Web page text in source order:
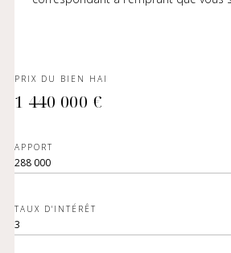
PRIX DU BIEN HAI
1 440 000 €
APPORT
TAUX D'INTÉRÊT